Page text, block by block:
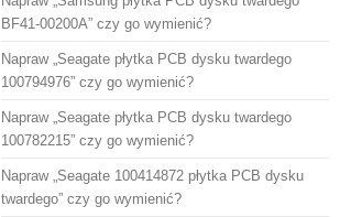
BF41-00200A” czy go wymienić?
Napraw „Seagate płytka PCB dysku twardego
100794976” czy go wymienić?
Napraw „Seagate płytka PCB dysku twardego
100782215” czy go wymienić?
Napraw „Seagate 100414872 płytka PCB dysku
twardego” czy go wymienić?